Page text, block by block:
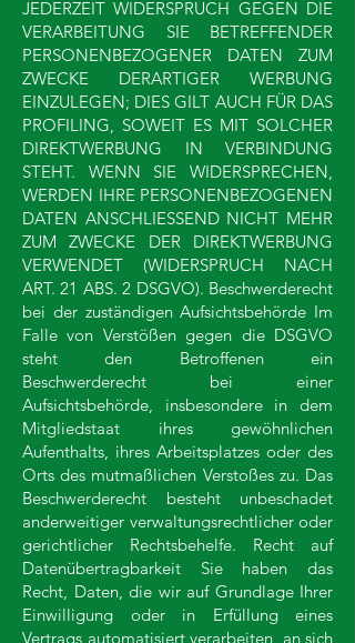
JEDERZEIT WIDERSPRUCH GEGEN DIE
VERARBEITUNG SIE BETREFFENDER
PERSONENBEZOGENER DATEN ZUM
ZWECKE DERARTIGER WERBUNG
EINZULEGEN; DIES GILT AUCH FÜR DAS
PROFILING, SOWEIT ES MIT SOLCHER
DIREKTWERBUNG IN VERBINDUNG
STEHT. WENN SIE WIDERSPRECHEN,
WERDEN IHRE PERSONENBEZOGENEN
DATEN ANSCHLIESSEND NICHT MEHR
ZUM ZWECKE DER DIREKTWERBUNG
VERWENDET (WIDERSPRUCH NACH
ART. 21 ABS. 2 DSGVO). Beschwerderecht
bei der zuständigen Aufsichtsbehörde Im
Falle von Verstößen gegen die DSGVO
steht den Betroffenen ein
Beschwerderecht bei einer
Aufsichtsbehörde, insbesondere in dem
Mitgliedstaat ihres gewöhnlichen
Aufenthalts, ihres Arbeitsplatzes oder des
Orts des mutmaßlichen Verstoßes zu. Das
Beschwerderecht besteht unbeschadet
anderweitiger verwaltungsrechtlicher oder
gerichtlicher Rechtsbehelfe. Recht auf
Datenübertragbarkeit Sie haben das
Recht, Daten, die wir auf Grundlage Ihrer
Einwilligung oder in Erfüllung eines
Vertrags automatisiert verarbeiten, an sich